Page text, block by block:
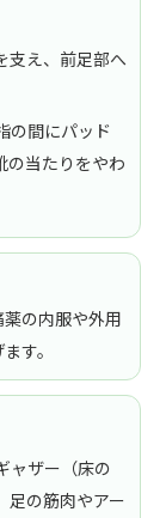
支え、前足部へ
の間にパッド
の当たりをやわ
の内服や外用
す。
ャザー（床の
足の筋肉やアー